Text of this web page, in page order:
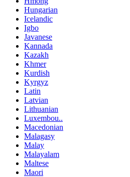
Hungarian
Icelandic
Igbo
Javanese
Kannada
Kazakh
Khmer
Kurdish
Kyrgyz
Latin
Latvian
Lithuanian
Luxembou..
Macedonian
Malagasy
Malay
Malayalam
Maltese
Maori